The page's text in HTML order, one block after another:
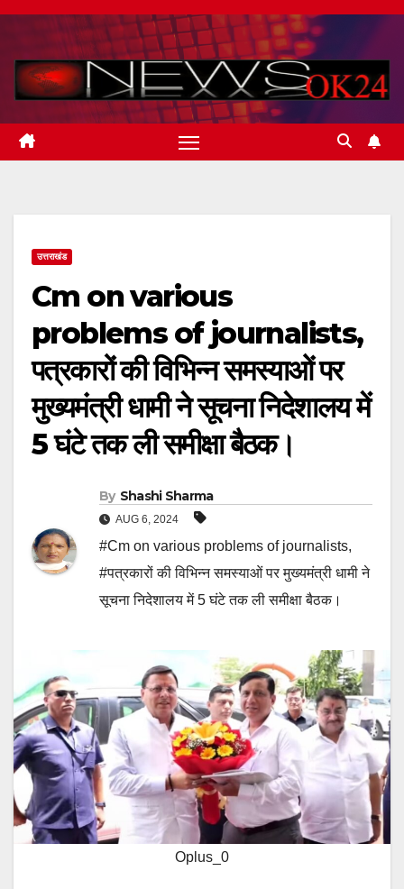
Skip
content
उत्तराखंड
Cm on various
problems of journalists,
पत्रकारों की विभिन्न समस्याओं पर
मुख्यमंत्री धामी ने सूचना निदेशालय में
5 घंटे तक ली समीक्षा बैठक।
By Shashi Sharma
AUG 6, 2024
#Cm on various problems of journalists,
#पत्रकारों की विभिन्न समस्याओं पर मुख्यमंत्री धामी ने
सूचना निदेशालय में 5 घंटे तक ली समीक्षा बैठक।
Oplus_0